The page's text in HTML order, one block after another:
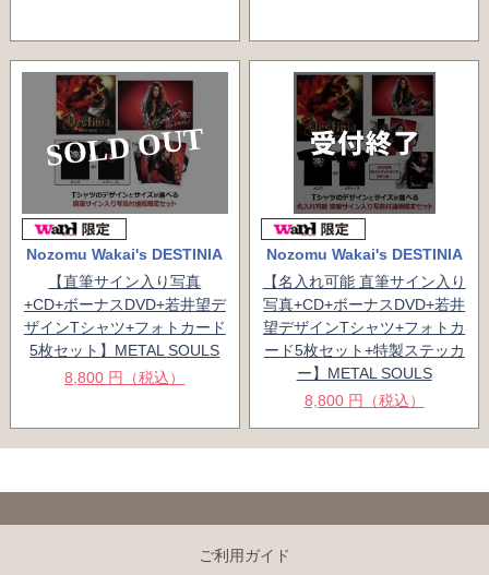
SOLD OUT
Nozomu Wakai's DESTINIA
【直筆サイン入り写真
+CD+ボーナスDVD+若井望デ
ザインTシャツ+フォトカード
5枚セット】METAL SOULS
8,800 円（税込）
Nozomu Wakai's DESTINIA
【名入れ可能 直筆サイン入り
写真+CD+ボーナスDVD+若井
望デザインTシャツ+フォトカ
ード5枚セット+特製ステッカ
ー】METAL SOULS
8,800 円（税込）
ご利用ガイド